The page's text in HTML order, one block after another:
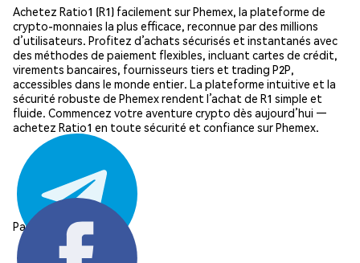
Achetez Ratio1 (R1) facilement sur Phemex, la plateforme de
crypto-monnaies la plus efficace, reconnue par des millions
d’utilisateurs. Profitez d’achats sécurisés et instantanés avec
des méthodes de paiement flexibles, incluant cartes de crédit,
virements bancaires, fournisseurs tiers et trading P2P,
accessibles dans le monde entier. La plateforme intuitive et la
sécurité robuste de Phemex rendent l’achat de R1 simple et
fluide. Commencez votre aventure crypto dès aujourd’hui —
achetez Ratio1 en toute sécurité et confiance sur Phemex.
Partager: